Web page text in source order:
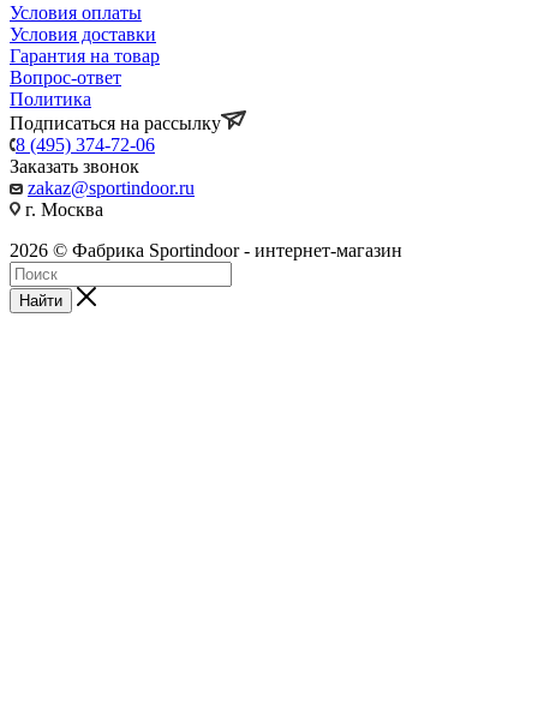
Условия оплаты
Условия доставки
Гарантия на товар
Вопрос-ответ
Политика
Подписаться на рассылку
8 (495) 374-72-06
Заказать звонок
zakaz@sportindoor.ru
г. Москва
2026 © Фабрика Sportindoor - интернет-магазин
Найти